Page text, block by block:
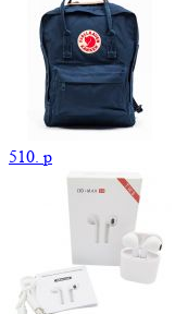
510. p